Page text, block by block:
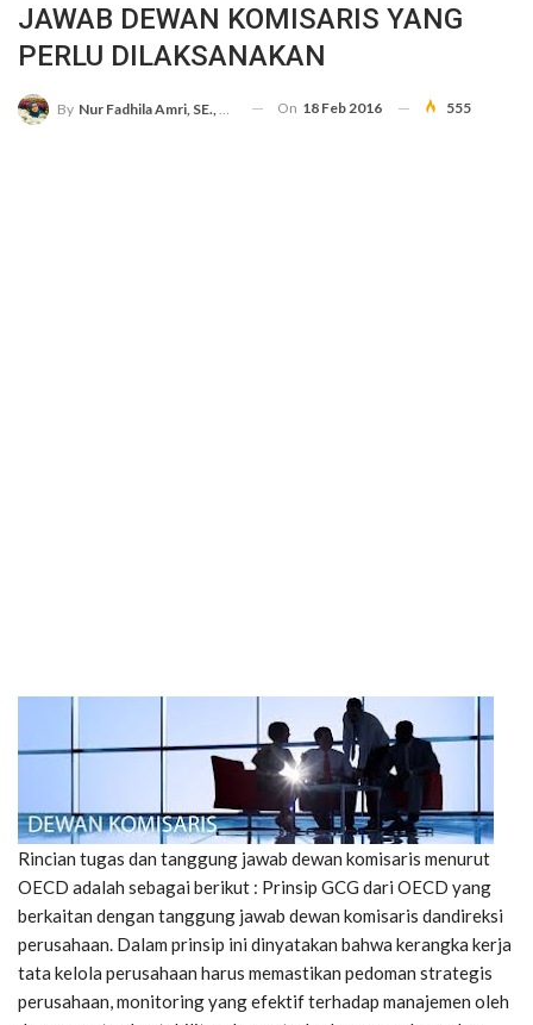
JAWAB DEWAN KOMISARIS YANG
PERLU DILAKSANAKAN
By Nur Fadhila Amri, SE., Ak., M.Si On 18 Feb 2016 555
Rincian tugas dan tanggung jawab dewan komisaris menurut
OECD adalah sebagai berikut : Prinsip GCG dari OECD yang
berkaitan dengan tanggung jawab dewan komisaris dandireksi
perusahaan. Dalam prinsip ini dinyatakan bahwa kerangka kerja
tata kelola perusahaan harus memastikan pedoman strategis
perusahaan, monitoring yang efektif terhadap manajemen oleh